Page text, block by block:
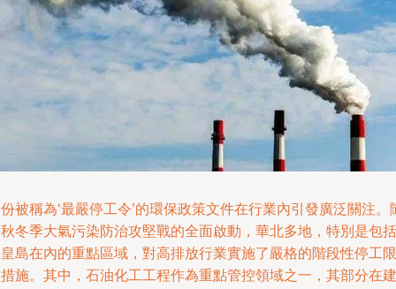
被稱為‘最嚴停工令’的環保政策文件在行業內引發廣泛關注。
冬季大氣污染防治攻堅戰的全面啟動，華北多地，特別是包括
島在內的重點區域，對高排放行業實施了嚴格的階段性停工限
施。其中，石油化工工程作為重點管控領域之一，其部分在建